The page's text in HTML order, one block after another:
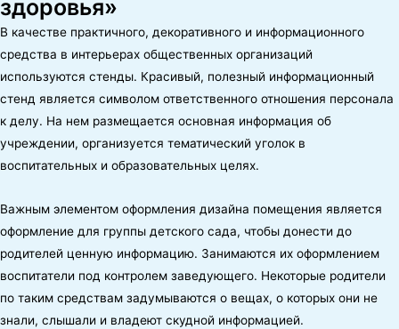
здоровья»
В качестве практичного, декоративного и информационного
средства в интерьерах общественных организаций
используются стенды. Красивый, полезный информационный
стенд является символом ответственного отношения персонала
к делу. На нем размещается основная информация об
учреждении, организуется тематический уголок в
воспитательных и образовательных целях.
Важным элементом оформления дизайна помещения является
оформление для группы детского сада, чтобы донести до
родителей ценную информацию. Занимаются их оформлением
воспитатели под контролем заведующего. Некоторые родители
по таким средствам задумываются о вещах, о которых они не
знали, слышали и владеют скудной информацией.